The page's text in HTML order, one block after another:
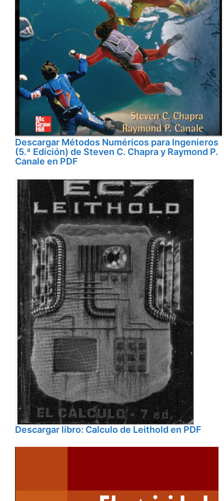
Descargar Métodos Numéricos para Ingenieros
(5.ª Edición) de Steven C. Chapra y Raymond P.
Canale en PDF
Descargar libro: Calculo de Leithold en PDF